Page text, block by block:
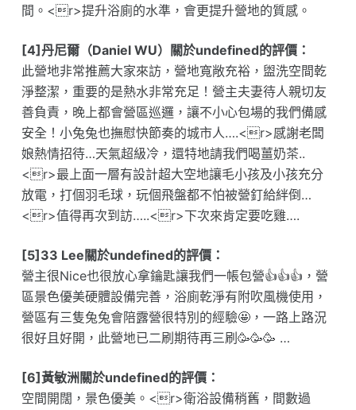
間。<r>提升浴廁的水準，會更提升營地的質感。
[4]丹尼爾（Daniel WU）關於undefined的評價：
此營地非常推薦大家來訪，營地寬敞充裕，盥洗空間乾
淨整潔，重要的是熱水非常充足！營主夫妻待人親切友
善負責，晚上都會營區巡邏，讓不小心包場的我們備感
安全！小兔兔也撫慰快節奏的城市人….<r>感謝老闆
娘熱情招待…天氣超級冷，還特地請我們喝薑奶茶..
<r>最上面一層有設計超大空地讓毛小孩及小孩充分
放電，打個羽毛球，玩個飛盤都不怕被營釘給絆倒…
<r>值得再次到訪…..<r>下次來肯定要吃雞….
[5]33 Lee關於undefined的評價：
營主很Nice也很放心拿鑰匙讓我們一帳包營👍👍👍，營
區景色優美硬體設備完善，浴廁乾淨有附吹風機使用，
營區有三隻兔兔會陪露營很特別的經驗🤩，一路上路況
很好且好開，此營地已二刷期待再三刷🥳🥳🥳 …
[6]黃敏洲關於undefined的評價：
空間開闊，景色優美。<r>衛浴設備稍舊，間數過